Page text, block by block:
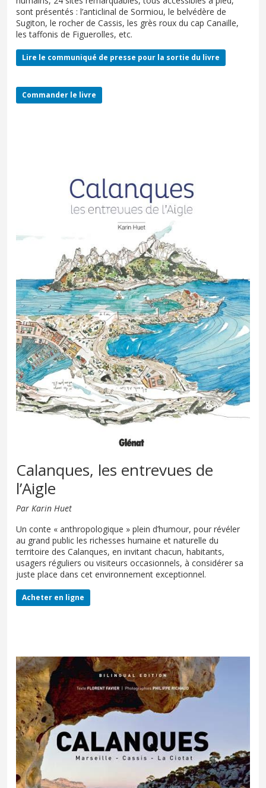
sont présentés : l’anticlinal de Sormiou, le belvédère de
Sugiton, le rocher de Cassis, les grès roux du cap Canaille,
les taffonis de Figuerolles, etc.
Lire le communiqué de presse pour la sortie du livre
Commander le livre
Calanques, les entrevues de
l’Aigle
Par Karin Huet
Un conte « anthropologique » plein d’humour, pour révéler
au grand public les richesses humaine et naturelle du
territoire des Calanques, en invitant chacun, habitants,
usagers réguliers ou visiteurs occasionnels, à considérer sa
juste place dans cet environnement exceptionnel.
Acheter en ligne